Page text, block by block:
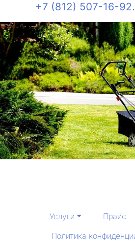
+7 (812) 507-16-92.
Услуги Прайс
Политика